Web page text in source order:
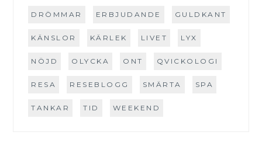
DRÖMMAR ERBJUDANDE GULDKANT
KÄNSLOR KÄRLEK LIVET LYX
NÖJD OLYCKA ONT QVICKOLOGI
RESA RESEBLOGG SMÄRTA SPA
TANKAR TID WEEKEND